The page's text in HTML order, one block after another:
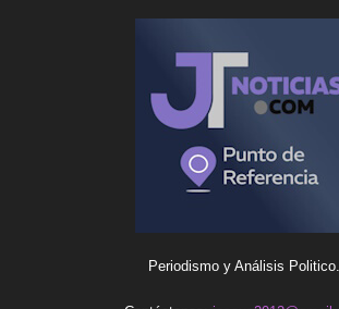
Periodismo y Análisis Politico.